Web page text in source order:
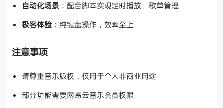
自动化场景 ：配合脚本实现定时播放、歌单管理
极客体验 ：纯键盘操作，效率至上
注意事项
请尊重音乐版权，仅用于个人非商业用途
部分功能需要网易云音乐会员权限